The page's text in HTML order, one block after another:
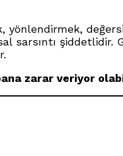
sarsıntı
zarar veriyor